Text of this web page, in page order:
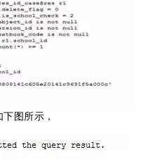
图所示，